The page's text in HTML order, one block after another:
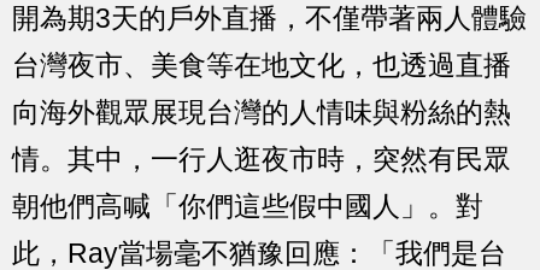
開為期3天的戶外直播，不僅帶著兩人體驗
台灣夜市、美食等在地文化，也透過直播
向海外觀眾展現台灣的人情味與粉絲的熱
情。其中，一行人逛夜市時，突然有民眾
朝他們高喊「你們這些假中國人」。對
此，Ray當場毫不猶豫回應：「我們是台